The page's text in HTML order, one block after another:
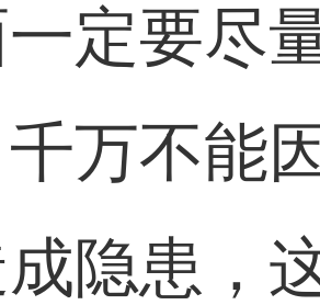
定要尽
万不能
隐患，